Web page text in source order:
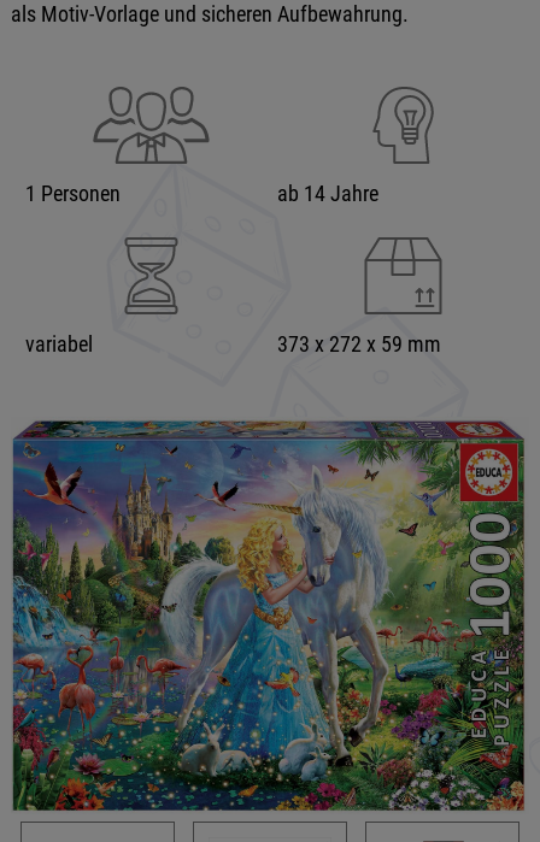
als Motiv-Vorlage und sicheren Aufbewahrung.
1 Personen ab 14 Jahre
variabel 373 x 272 x 59 mm